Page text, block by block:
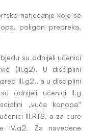
natjecanje koje se
poligon prepreka,
su odnijeli učenici
(III.g2). U disciplini
III.g2., a u disciplini
odnijeli učenici II.g
„vuča konopa“
III.RTS, a za cure
IV.g2. Za navedene